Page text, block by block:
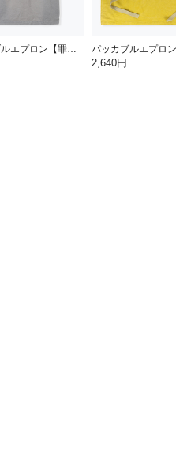
パッカブルエプロン【罪深ネコ】
2,640円